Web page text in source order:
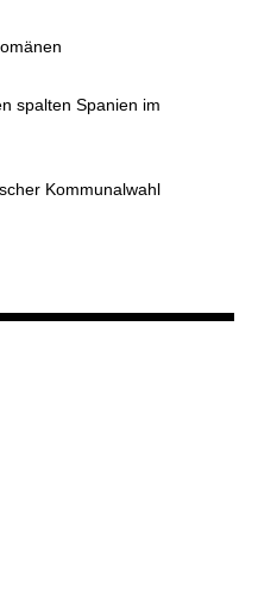
spalten Spanien im
Kommunalwahl